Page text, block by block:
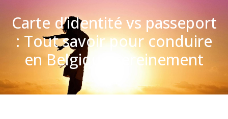
Carte d’identité vs passeport
: Tout savoir pour conduire
en Belgique sereinement